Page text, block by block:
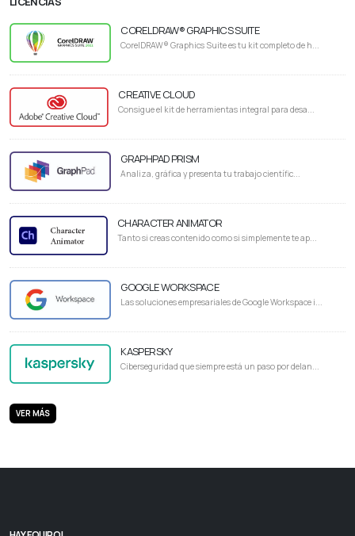
CORELDRAW® GRAPHICS SUITE
CorelDRAW® Graphics Suite es tu kit completo de h...
CREATIVE CLOUD
Consigue el kit de herramientas integral para desa...
GRAPHPAD PRISM
Analiza, gráfica y presenta tu trabajo científic...
CHARACTER ANIMATOR
Tanto si creas contenido como si simplemente te ap...
GOOGLE WORKSPACE
Las soluciones empresariales de Google Workspace i...
KASPERSKY
Ciberseguridad que siempre está un paso por delan...
VER MÁS